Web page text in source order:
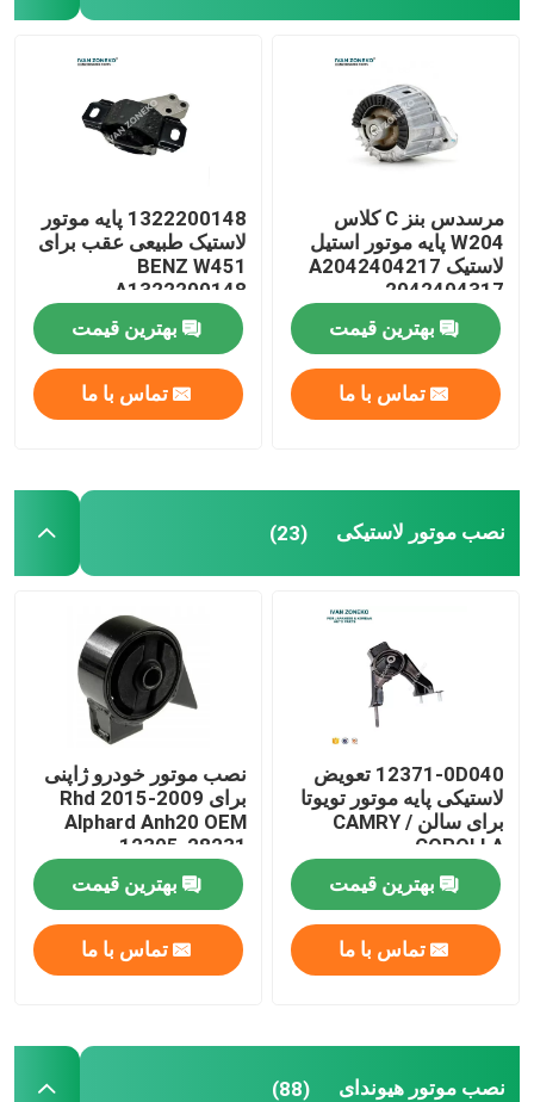
مرسدس بنز C کلاس
W204 پایه موتور استیل
لاستیک A2042404217
2042404317
بهترین قیمت
تماس با ما
1322200148 پایه موتور
لاستیک طبیعی عقب برای
BENZ W451
A1322200148
بهترین قیمت
تماس با ما
نصب موتور لاستیکی (23)
12371-0D040 تعویض
لاستیکی پایه موتور تویوتا
برای سالن CAMRY /
COROLLA
بهترین قیمت
تماس با ما
نصب موتور خودرو ژاپنی
برای 2009-2015 Rhd
Alphard Anh20 OEM
12305-28231
بهترین قیمت
تماس با ما
نصب موتور هیوندای (88)